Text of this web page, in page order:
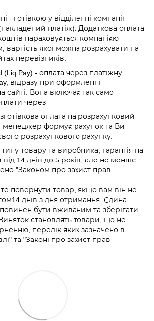
- готівкою у відділенні компанії
платіж). Додаткова оплата
нараховується компанією
вартість якої можна розрахувати на
перевізників.
(Liq Pay) - оплата через платіжну
відразу при оформленні
сайті. Вона включає так само
через
оплата на розрахунковий
менеджер формує рахунок та Ви
розрахункового рахунку.
типу товару та виробника, гарантія на
14 днів до 5 років, але не менше
"Законом про захист прав
повернути товар, якщо вам він не
днів з дня отримання. Єдина
бути вживаним та зберігати
становлять товари, що не
перелік яких зазначено в
та "Законі про захист прав